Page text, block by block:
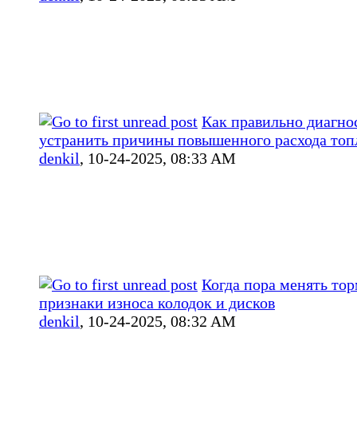
Как правильно
устранить причины повышенного расхода
denkil, 10-24-2025, 08:33 AM
Когда пора менять
признаки износа колодок и дисков
denkil, 10-24-2025, 08:32 AM